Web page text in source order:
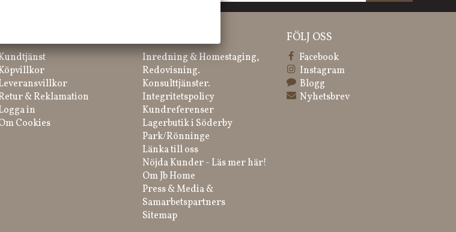
& Reklamation
in
Cookies
Inredning & Homestaging,
Redovisning.
Konsulttjänster.
Integritetspolicy
Kundreferenser
Lagerbutik i Söderby
Park/Rönninge
Länka till oss
Nöjda Kunder - Läs mer här!
Om Jb Home
Press & Media &
Samarbetspartners
Sitemap
FÖLJ OSS
Facebook
Instagram
Blogg
Nyhetsbrev